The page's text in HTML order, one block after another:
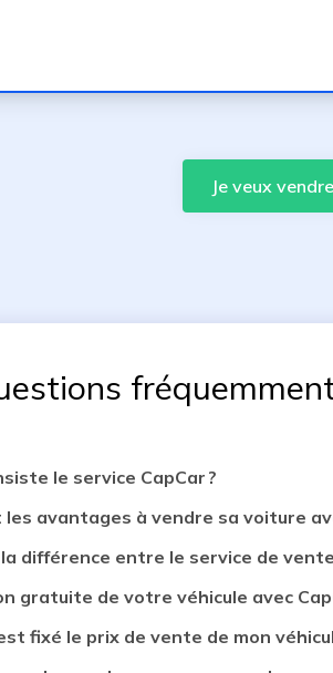
Je veux
le service CapCar ?
les avantages à vendre sa voiture
différence entre le service de
gratuite de votre véhicule avec
fixé le prix de vente de mon